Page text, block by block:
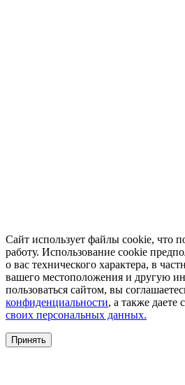
Сайт использует файлы cookie, что
работу. Использование cookie
о вас технического характера, в
вашего местоположения и другую
пользоваться сайтом, вы
конфиденциальности, а также даете
своих персональных данных.
Принять